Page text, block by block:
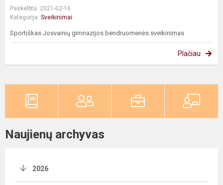
Paskelbta: 2021-02-16
Kategorija: Sveikinimai
Sportiškas Josvainių gimnazijos bendruomenės sveikinimas
Plačiau
Naujienų archyvas
2026